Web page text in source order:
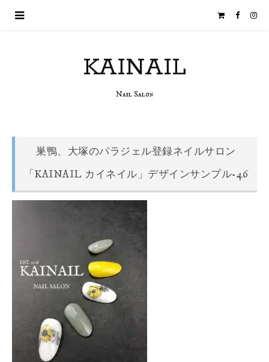
KAINAIL
Nail Salon
巣鴨、大塚のパラジェル登録ネイルサロン
「KAINAIL カイネイル」デザインサンプル-46